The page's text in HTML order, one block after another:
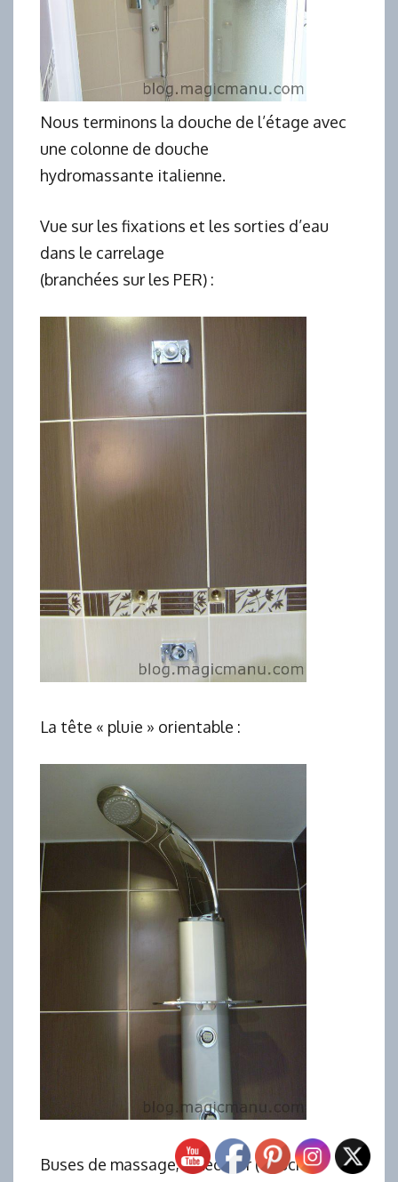
Nous terminons la douche de l’étage avec
une colonne de douche
hydromassante italienne.
Vue sur les fixations et les sorties d’eau
dans le carrelage
(branchées sur les PER) :
La tête « pluie » orientable :
Buses de massage, sélecteur (douche +